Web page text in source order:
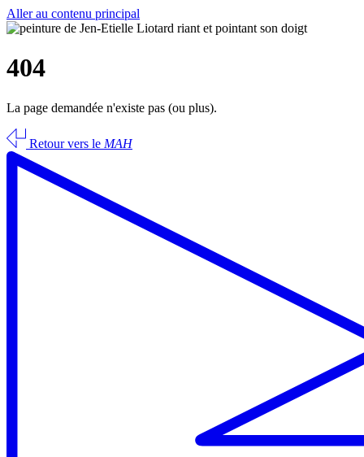
Aller au contenu principal
404
La page demandée n'existe pas (ou plus).
Retour vers le MAH